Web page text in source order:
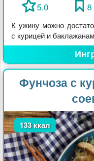
5.0 8
К ужину можно
с курицей и
Фунчоза с
133 ккал